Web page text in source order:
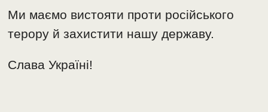
Ми маємо вистояти проти російського
терору й захистити нашу державу.
Слава Україні!